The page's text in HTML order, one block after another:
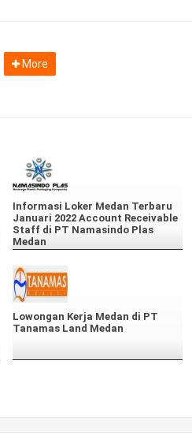
More
Informasi Loker Medan Terbaru
Januari 2022 Account Receivable
Staff di PT Namasindo Plas
Medan
Lowongan Kerja Medan di PT
Tanamas Land Medan